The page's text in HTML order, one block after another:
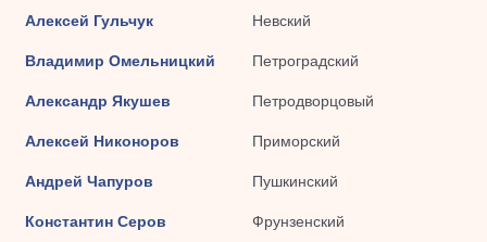
Алексей Гульчук Невский
Владимир Омельницкий Петроградский
Александр Якушев Петродворцовый
Алексей Никоноров Приморский
Андрей Чапуров Пушкинский
Константин Серов Фрунзенский